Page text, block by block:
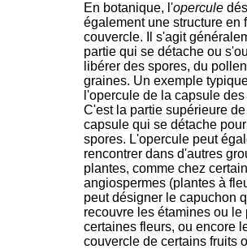
En botanique, l'opercule
également une structure en
couvercle. Il s'agit
partie qui se détache ou
libérer des spores, du
graines. Un exemple
l'opercule de la capsule
C'est la partie supérieure
capsule qui se détache
spores. L'opercule peut
rencontrer dans d'autres
plantes, comme chez
angiospermes (plantes à
peut désigner le capuchon
recouvre les étamines ou le
certaines fleurs, ou encore
couvercle de certains fruits